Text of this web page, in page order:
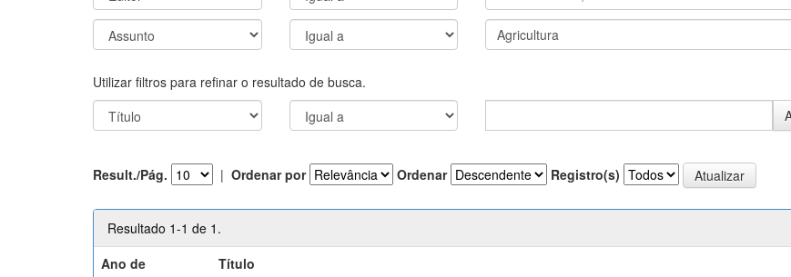
Utilizar filtros para refinar o resultado de busca.
Result./Pág. | Ordenar por Ordenar Registro(s)
Resultado 1-1 de 1.
Ano de
Título